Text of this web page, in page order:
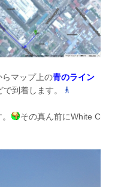
らマップ上の青のライン
到着します。
その真ん前にWhite C